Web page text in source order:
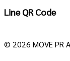
Line QR Code
© 2026 MOVE PR